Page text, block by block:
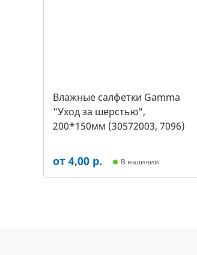
Влажные салфетки Gamma
"Уход за шерстью",
200*150мм (30572003, 7096)
от 4,00 р. В наличии